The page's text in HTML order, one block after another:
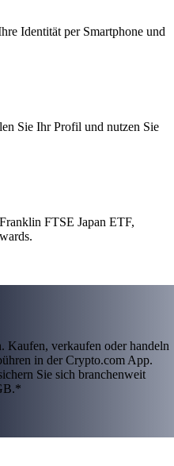
Identität per Smartphone und
Sie Ihr Profil und nutzen Sie
FTSE Japan ETF,
Kaufen, verkaufen oder handeln
in der Crypto.com App.
Sie sich branchenweit